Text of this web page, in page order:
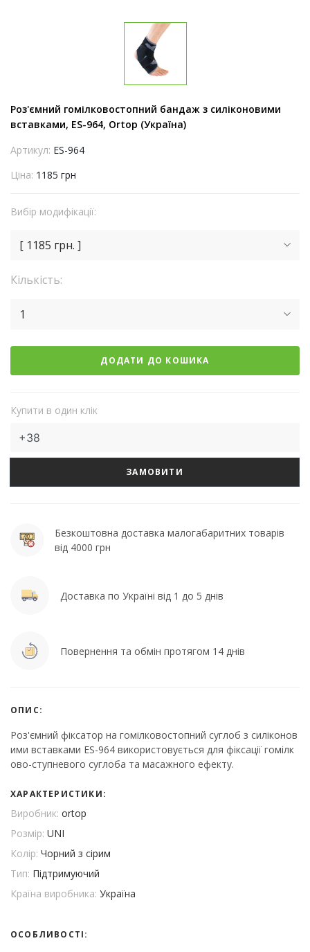
Роз'ємний гомілковостопний бандаж з силіконовими
вставками, ES-964, Ortop (Україна)
Артикул: ES-964
Ціна: 1185 грн
Вибір модифікації:
[ 1185 грн. ]
Кількість:
1
ДОДАТИ ДО КОШИКА
Купити в один клік
ЗАМОВИТИ
Безкоштовна доставка малогабаритних товарів
від 4000 грн
Доставка по Україні від 1 до 5 днів
Повернення та обмін протягом 14 днів
ОПИС:
Роз'ємний фіксатор на гомілковостопний суглоб з силіконов
ими вставками ES-964 використовується для фіксації гомілк
ово-ступневого суглоба та масажного ефекту.
ХАРАКТЕРИСТИКИ:
Виробник: ortop
Розмір: UNI
Колір: Чорний з сірим
Тип: Підтримуючий
Країна виробника: Україна
ОСОБЛИВОСТІ: